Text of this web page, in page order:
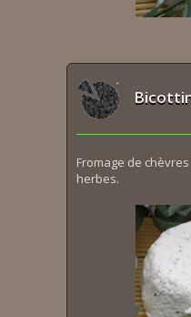
Fromage de
herbes.